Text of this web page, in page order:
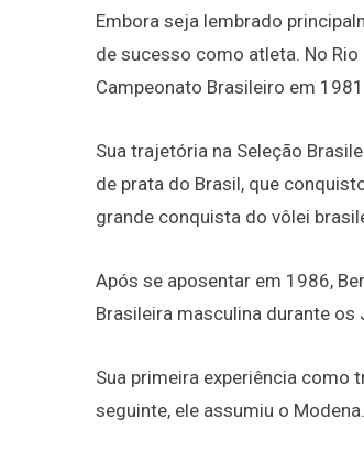
Embora seja lembrado
de sucesso como atleta. No
Campeonato Brasileiro em
Sua trajetória na Seleção
de prata do Brasil, que
grande conquista do vôlei
Após se aposentar em 1986,
Brasileira masculina durante
Sua primeira experiência como
seguinte, ele assumiu o Modena.